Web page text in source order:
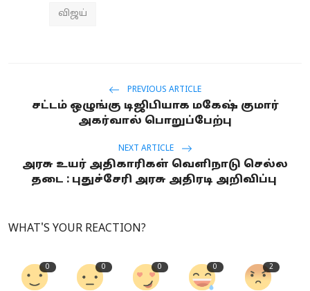
விஜய்
PREVIOUS ARTICLE
சட்டம் ஒழுங்கு டிஜிபியாக மகேஷ் குமார்
அகர்வால் பொறுப்பேற்பு
NEXT ARTICLE
அரசு உயர் அதிகாரிகள் வெளிநாடு செல்ல
தடை : புதுச்சேரி அரசு அதிரடி அறிவிப்பு
WHAT'S YOUR REACTION?
0 0 0 0 2